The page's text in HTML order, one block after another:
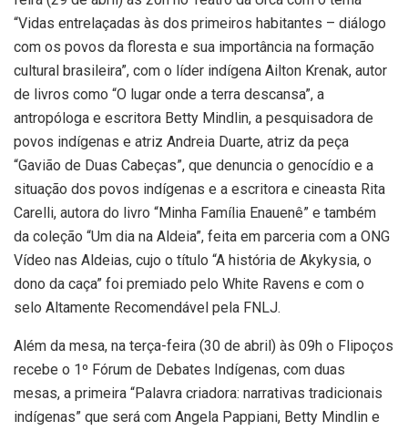
“Vidas entrelaçadas às dos primeiros habitantes – diálogo
com os povos da floresta e sua importância na formação
cultural brasileira”, com o líder indígena Ailton Krenak, autor
de livros como “O lugar onde a terra descansa”, a
antropóloga e escritora Betty Mindlin, a pesquisadora de
povos indígenas e atriz Andreia Duarte, atriz da peça
“Gavião de Duas Cabeças”, que denuncia o genocídio e a
situação dos povos indígenas e a escritora e cineasta Rita
Carelli, autora do livro “Minha Família Enauenê” e também
da coleção “Um dia na Aldeia”, feita em parceria com a ONG
Vídeo nas Aldeias, cujo o título “A história de Akykysia, o
dono da caça” foi premiado pelo White Ravens e com o
selo Altamente Recomendável pela FNLJ.
Além da mesa, na terça-feira (30 de abril) às 09h o Flipoços
recebe o 1º Fórum de Debates Indígenas, com duas
mesas, a primeira “Palavra criadora: narrativas tradicionais
indígenas” que será com Angela Pappiani, Betty Mindlin e